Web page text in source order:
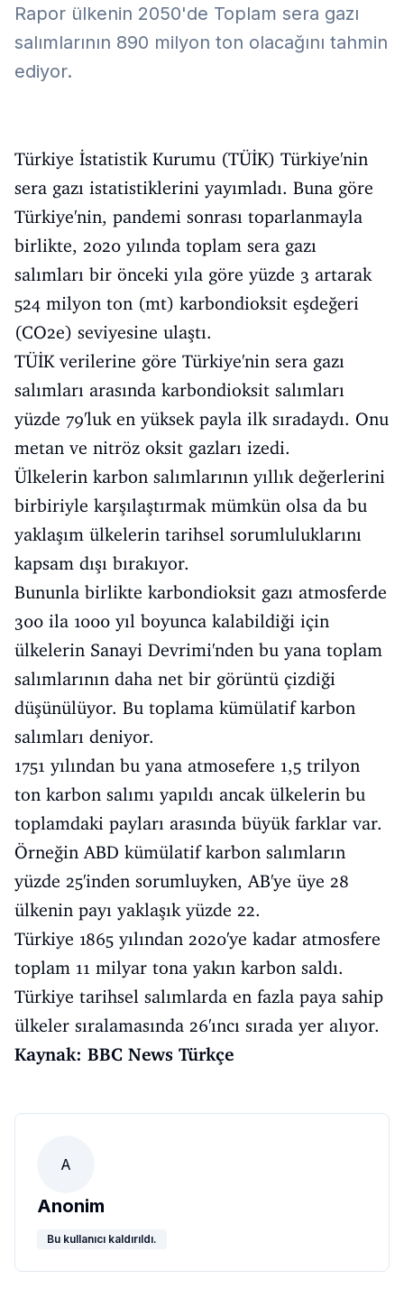
Rapor ülkenin 2050'de Toplam sera gazı
salımlarının 890 milyon ton olacağını tahmin
ediyor.
Türkiye İstatistik Kurumu (TÜİK) Türkiye'nin
sera gazı istatistiklerini yayımladı. Buna göre
Türkiye'nin, pandemi sonrası toparlanmayla
birlikte, 2020 yılında toplam sera gazı
salımları bir önceki yıla göre yüzde 3 artarak
524 milyon ton (mt) karbondioksit eşdeğeri
(CO2e) seviyesine ulaştı.
TÜİK verilerine göre Türkiye'nin sera gazı
salımları arasında karbondioksit salımları
yüzde 79'luk en yüksek payla ilk sıradaydı. Onu
metan ve nitröz oksit gazları izedi.
Ülkelerin karbon salımlarının yıllık değerlerini
birbiriyle karşılaştırmak mümkün olsa da bu
yaklaşım ülkelerin tarihsel sorumluluklarını
kapsam dışı bırakıyor.
Bununla birlikte karbondioksit gazı atmosferde
300 ila 1000 yıl boyunca kalabildiği için
ülkelerin Sanayi Devrimi'nden bu yana toplam
salımlarının daha net bir görüntü çizdiği
düşünülüyor. Bu toplama kümülatif karbon
salımları deniyor.
1751 yılından bu yana atmosefere 1,5 trilyon
ton karbon salımı yapıldı ancak ülkelerin bu
toplamdaki payları arasında büyük farklar var.
Örneğin ABD kümülatif karbon salımların
yüzde 25'inden sorumluyken, AB'ye üye 28
ülkenin payı yaklaşık yüzde 22.
Türkiye 1865 yılından 2020'ye kadar atmosfere
toplam 11 milyar tona yakın karbon saldı.
Türkiye tarihsel salımlarda en fazla paya sahip
ülkeler sıralamasında 26'ıncı sırada yer alıyor.
Kaynak: BBC News Türkçe
A
Anonim
Bu kullanıcı kaldırıldı.